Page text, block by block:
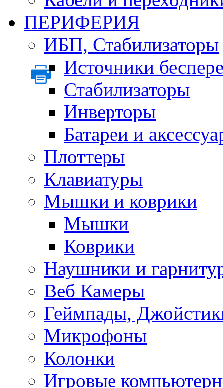
ПЕРИФЕРИЯ
ИБП, Стабилизаторы
Источники
Стабилизаторы
Инверторы
Батареи и
Плоттеры
Клавиатуры
Мышки и коврики
Мышки
Коврики
Наушники и
Веб Камеры
Геймпады,
Микрофоны
Колонки
Игровые